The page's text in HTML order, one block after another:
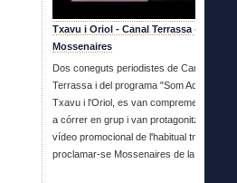
Txavu i Oriol - Canal Terrassa - Es fan
Mossenaires
Dos coneguts periodistes de Canal
Terrassa i del programa "Som Aquí", en
Txavu i l'Oriol, es van compremetre a venir
a córrer en grup i van protagonitzar aquest
vídeo promocional de l'habitual trobada i
proclamar-se Mossenaires de la setmana.